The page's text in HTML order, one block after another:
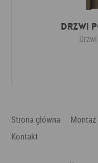
DRZWI
Strona główna Montaż
Kontakt